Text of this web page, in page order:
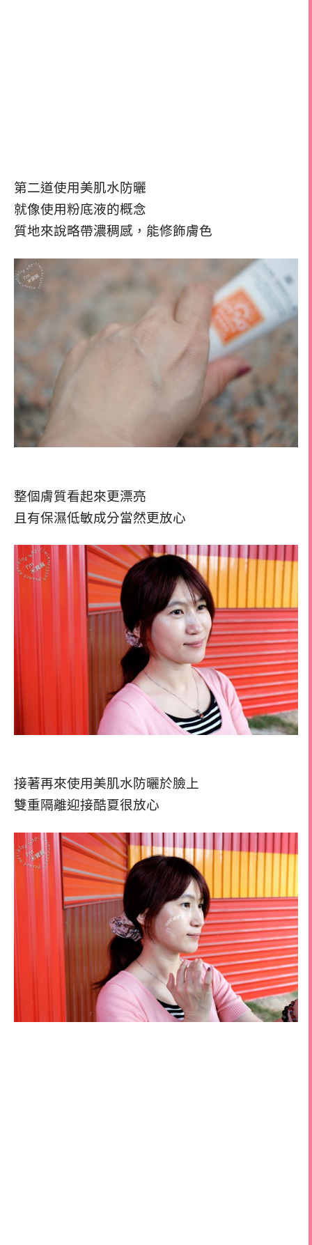
第二道使用美肌水防曬
就像使用粉底液的概念
質地來說略帶濃稠感，能修飾膚色
整個膚質看起來更漂亮
且有保濕低敏成分當然更放心
接著再來使用美肌水防曬於臉上
雙重隔離迎接酷夏很放心